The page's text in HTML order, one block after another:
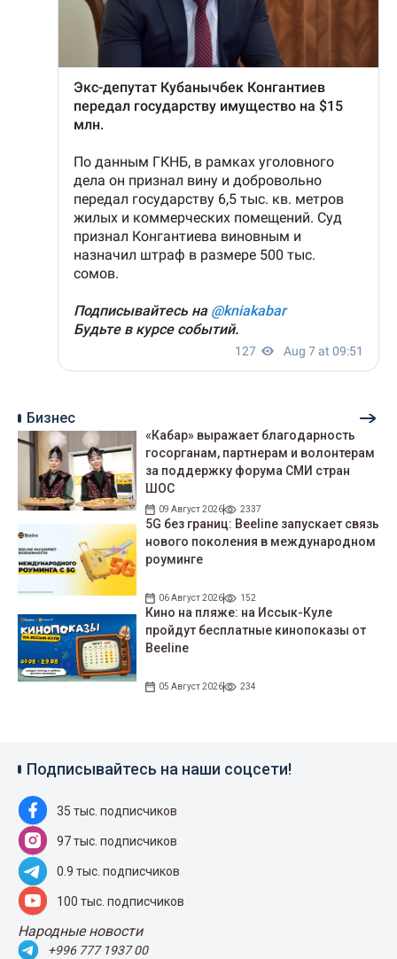
Бизнес
«Кабар» выражает благодарность
госорганам, партнерам и волонтерам
за поддержку форума СМИ стран
ШОС
09 Август 2026 2337
5G без границ: Beeline запускает связь
нового поколения в международном
роуминге
06 Август 2026 152
Кино на пляже: на Иссык-Куле
пройдут беcплатные кинопоказы от
Beeline
05 Август 2026 234
Подписывайтесь на наши соцсети!
35 тыс. подписчиков
97 тыс. подписчиков
0.9 тыс. подписчиков
100 тыс. подписчиков
Народные новости
+996 777 1937 00